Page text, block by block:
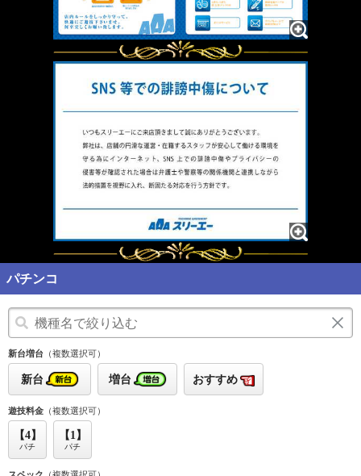
パチンコ
新台増台 （複数選択可）
新台 増台 おすすめ
遊技料金 （複数選択可）
【4】
パチ
【1】
パチ